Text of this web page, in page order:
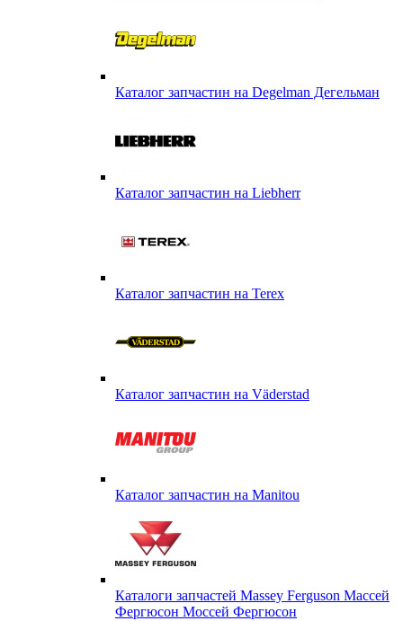
Каталог запчастин на Degelman Дегельман
Каталог запчастин на Liebherr
Каталог запчастин на Terex
Каталог запчастин на Väderstad
Каталог запчастин на Маnitou
Каталоги запчастей Massey Ferguson Массей
Фергюсон Моссей Фергюсон